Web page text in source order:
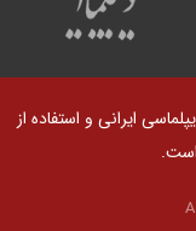
ایرانی و استفاده از
است.